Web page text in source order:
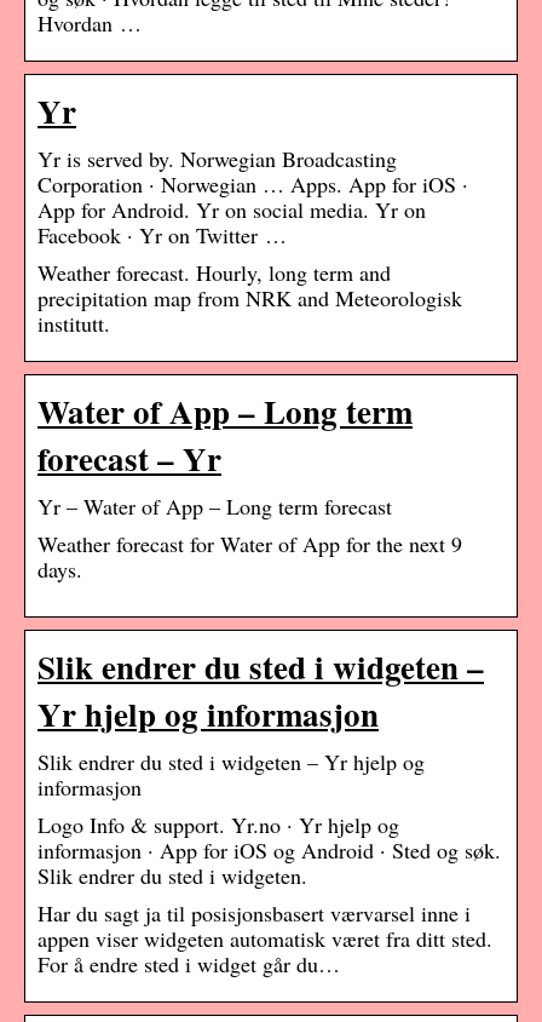
Hvordan …
Yr
Yr is served by. Norwegian Broadcasting
Corporation · Norwegian … Apps. App for iOS ·
App for Android. Yr on social media. Yr on
Facebook · Yr on Twitter …
Weather forecast. Hourly, long term and
precipitation map from NRK and Meteorologisk
institutt.
Water of App – Long term
forecast – Yr
Yr – Water of App – Long term forecast
Weather forecast for Water of App for the next 9
days.
Slik endrer du sted i widgeten –
Yr hjelp og informasjon
Slik endrer du sted i widgeten – Yr hjelp og
informasjon
Logo Info & support. Yr.no · Yr hjelp og
informasjon · App for iOS og Android · Sted og søk.
Slik endrer du sted i widgeten.
Har du sagt ja til posisjonsbasert værvarsel inne i
appen viser widgeten automatisk været fra ditt sted.
For å endre sted i widget går du…